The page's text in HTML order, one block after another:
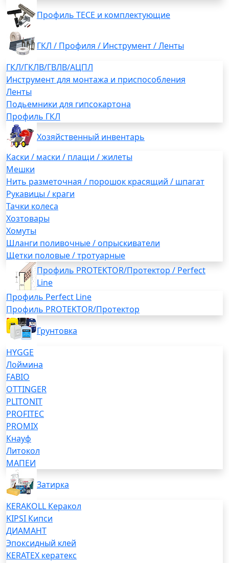
Профиль TECE и комплектующие
ГКЛ / Профиля / Инструмент / Ленты
ГКЛ/ГКЛВ/ГВЛВ/АЦПЛ
Инструмент для монтажа и приспособления
Ленты
Подьемники для гипсокартона
Профиль ГКЛ
Хозяйственный инвентарь
Каски / маски / плащи / жилеты
Мешки
Нить разметочная / порошок красящий / шпагат
Рукавицы / краги
Тачки колеса
Хозтовары
Хомуты
Шланги поливочные / опрыскиватели
Щетки половые / тротуарные
Профиль PROTEKTOR/Протектор / Perfect
Line
Профиль Perfect Line
Профиль PROTEKTOR/Протектор
Грунтовка
HYGGE
Лоймина
FABIO
OTTINGER
PLITONIT
PROFITEC
PROMIX
Кнауф
Литокол
МАПЕИ
Затирка
KERAKOLL Керакол
KIPSI Кипси
ДИАМАНТ
Эпоксидный клей
KERATEX кератекс